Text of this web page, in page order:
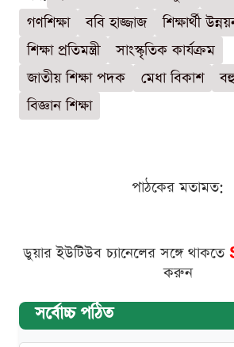
গণশিক্ষা
ববি হাজ্জাজ শিক্ষার্থী
শিক্ষা প্রতিমন্ত্রী
সাংস্কৃতিক কার্যক্রম
জাতীয় শিক্ষা পদক
মেধা বিকাশ
বিজ্ঞান শিক্ষা
পাঠকের মতামত:
ডুয়ার ইউটিউব চ্যানেলের সঙ্গে থাকতে
করুন
সর্বোচ্চ পঠিত